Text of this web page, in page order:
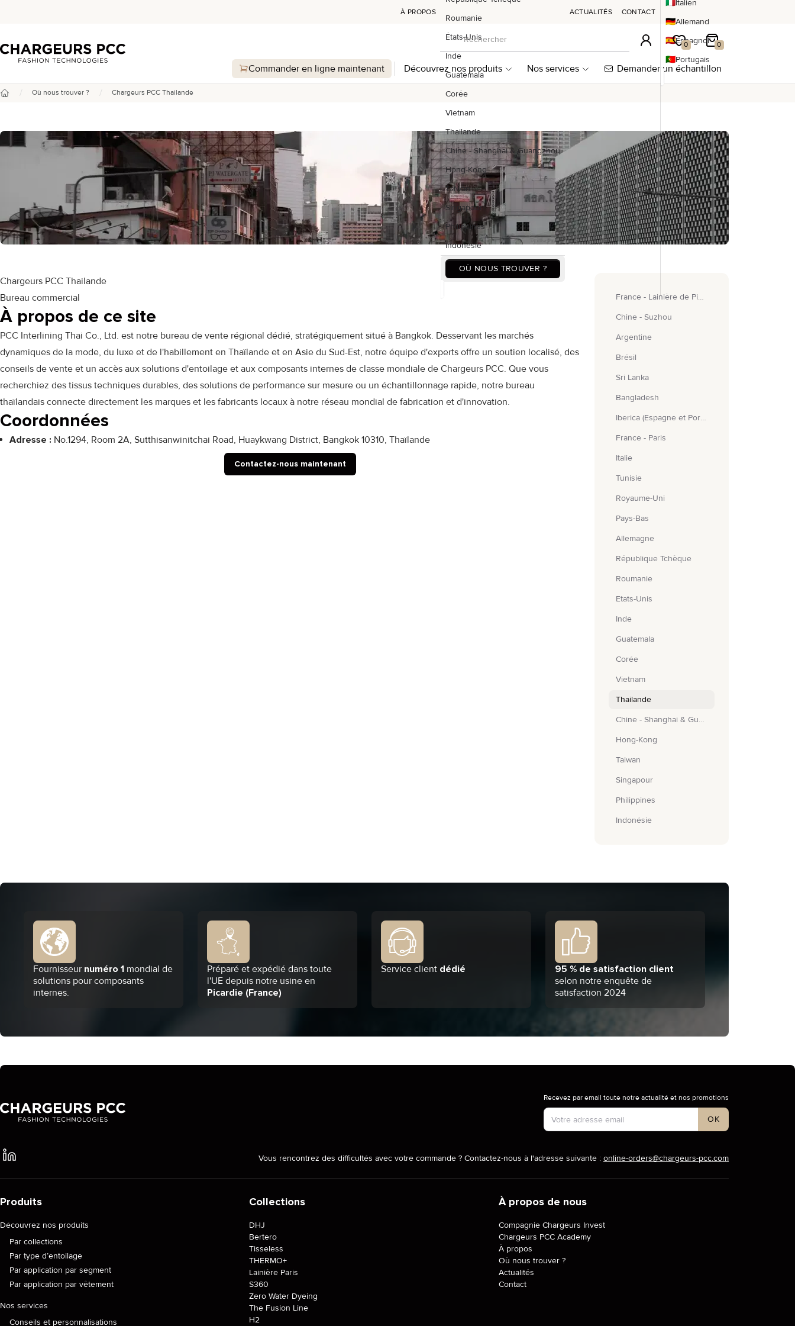
À PROPOS
Roumanie
États-Unis
Inde
Guatemala
Corée
Vietnam
Thailande
Chine - Shanghai & Guangzhou
Hong-Kong
Taiwan
Singapour
Philippines
Indonésie
OÙ NOUS TROUVER ?
ACTUALITÉS CONTACT
Italien
🇩🇪Allemand
🇪🇸Espagnol
🇵🇹Portugais
Chargeurs PCC
Rechercher
Rechercher Connexion0
Ma wishlist0
Mon panier
Commander en ligne maintenant Découvrez nos produits Nos services Demander un échantillon
/ Où nous trouver ? / Chargeurs PCC Thailande
Chargeurs PCC Thailande
Bureau commercial
À propos de ce site
PCC Interlining Thai Co., Ltd. est notre bureau de vente régional dédié, stratégiquement situé à Bangkok. Desservant les marchés
dynamiques de la mode, du luxe et de l'habillement en Thaïlande et en Asie du Sud-Est, notre équipe d'experts offre un soutien localisé, des
conseils de vente et un accès aux solutions d'entoilage et aux composants internes de classe mondiale de Chargeurs PCC. Que vous
recherchiez des tissus techniques durables, des solutions de performance sur mesure ou un échantillonnage rapide, notre bureau
thaïlandais connecte directement les marques et les fabricants locaux à notre réseau mondial de fabrication et d'innovation.
Coordonnées
Adresse : No.1294, Room 2A, Sutthisanwinitchai Road, Huaykwang District, Bangkok 10310, Thaïlande
Contactez-nous maintenant
France - Lainière de Picardie
Chine - Suzhou
Argentine
Brésil
Sri Lanka
Bangladesh
Iberica (Espagne et Portugal)
France - Paris
Italie
Tunisie
Royaume-Uni
Pays-Bas
Allemagne
République Tchèque
Roumanie
États-Unis
Inde
Guatemala
Corée
Vietnam
Thailande
Chine - Shanghai & Guangzhou
Hong-Kong
Taiwan
Singapour
Philippines
Indonésie
Fournisseur numéro 1 mondial de
solutions pour composants
internes.
Préparé et expédié dans toute
l'UE depuis notre usine en
Picardie (France)
Service client dédié
95 % de satisfaction client
selon notre enquête de
satisfaction 2024
Type de compte
Recevez par email toute notre actualité et nos promotions
OK
Vous rencontrez des difficultés avec votre commande ? Contactez-nous à l'adresse suivante : online-orders@chargeurs-pcc.com
Produits
Découvrez nos produits
Par collections
Par type d’entoilage
Par application par segment
Par application par vêtement
Nos services
Conseils et personnalisations
Collections
DHJ
Bertero
Tisseless
THERMO+
Lainière Paris
S360
Zero Water Dyeing
The Fusion Line
H2
À propos de nous
Compagnie Chargeurs Invest
Chargeurs PCC Academy
À propos
Où nous trouver ?
Actualités
Contact